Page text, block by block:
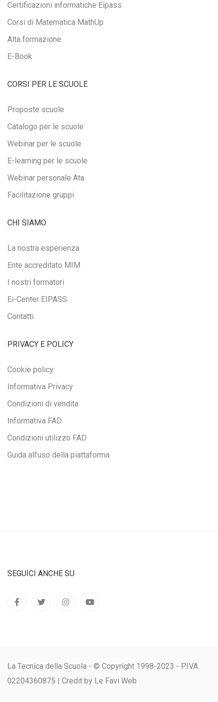
Certificazioni informatiche Eipass
Corsi di Matematica MathUp
Alta formazione
E-Book
CORSI PER LE SCUOLE
Proposte scuole
Catalogo per le scuole
Webinar per le scuole
E-learning per le scuole
Webinar personale Ata
Facilitazione gruppi
CHI SIAMO
La nostra esperienza
Ente accreditato MIM
I nostri formatori
Ei-Center EIPASS
Contatti
PRIVACY E POLICY
Cookie policy
Informativa Privacy
Condizioni di vendita
Informativa FAD
Condizioni utilizzo FAD
Guida all’uso della piattaforma
SEGUICI ANCHE SU
La Tecnica della Scuola - © Copyright 1998-2023 - P.IVA
02204360875 | Credit by Le Favi Web